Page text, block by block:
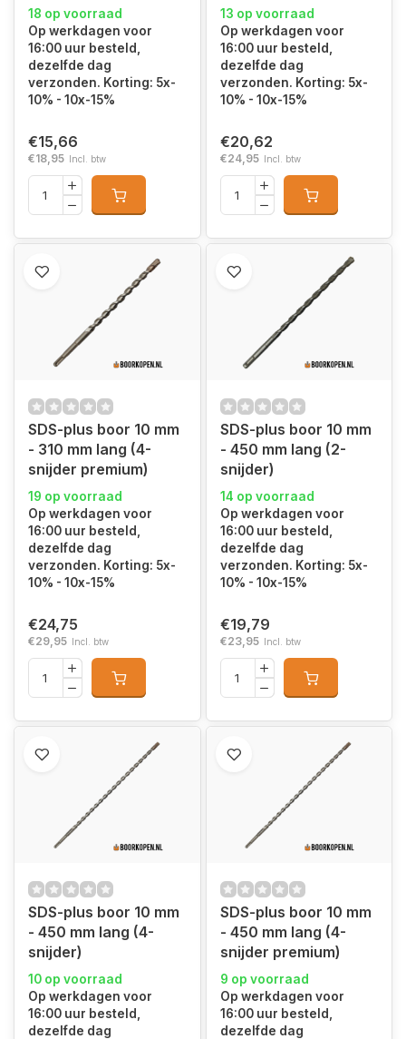
18 op voorraad
Op werkdagen voor
16:00 uur besteld,
dezelfde dag
verzonden. Korting: 5x-
10% - 10x-15%
€15,66
€18,95 Incl. btw
13 op voorraad
Op werkdagen voor
16:00 uur besteld,
dezelfde dag
verzonden. Korting: 5x-
10% - 10x-15%
€20,62
€24,95 Incl. btw
SDS-plus boor 10 mm
- 310 mm lang (4-
snijder premium)
19 op voorraad
Op werkdagen voor
16:00 uur besteld,
dezelfde dag
verzonden. Korting: 5x-
10% - 10x-15%
€24,75
€29,95 Incl. btw
SDS-plus boor 10 mm
- 450 mm lang (2-
snijder)
14 op voorraad
Op werkdagen voor
16:00 uur besteld,
dezelfde dag
verzonden. Korting: 5x-
10% - 10x-15%
€19,79
€23,95 Incl. btw
SDS-plus boor 10 mm
- 450 mm lang (4-
snijder)
10 op voorraad
Op werkdagen voor
16:00 uur besteld,
dezelfde dag
SDS-plus boor 10 mm
- 450 mm lang (4-
snijder premium)
9 op voorraad
Op werkdagen voor
16:00 uur besteld,
dezelfde dag